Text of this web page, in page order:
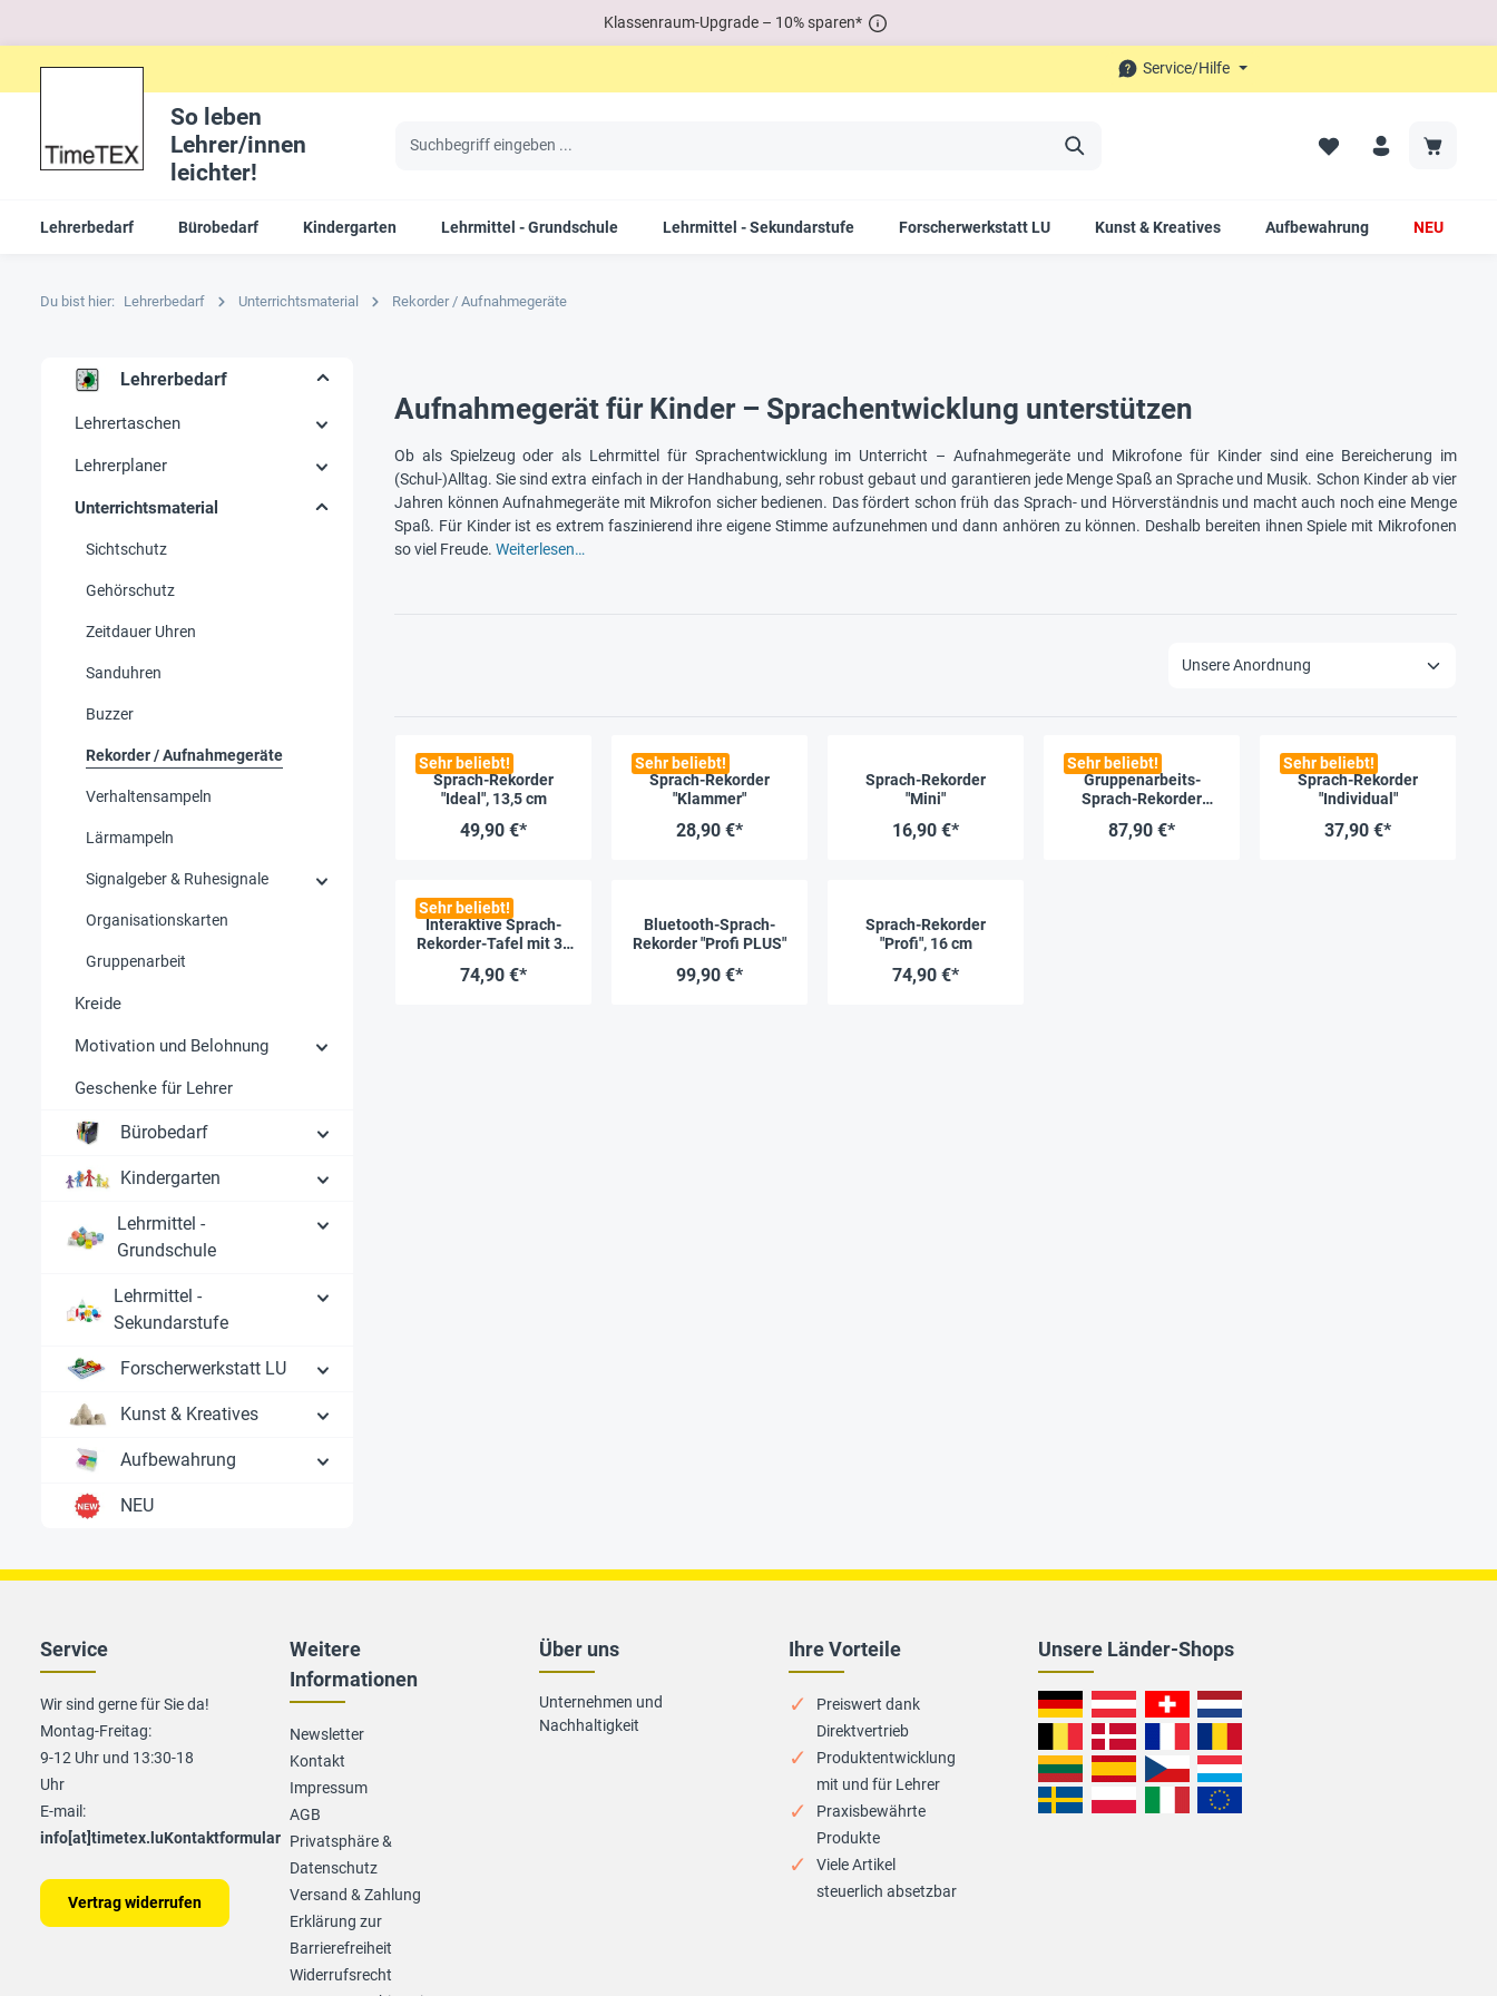
Klassenraum-Upgrade – 10% sparen*
Service/Hilfe
So leben
Lehrer/innen
leichter!
Lehrerbedarf Bürobedarf Kindergarten Lehrmittel - Grundschule Lehrmittel - Sekundarstufe Forscherwerkstatt LU Kunst & Kreatives Aufbewahrung NEU
Du bist hier: Lehrerbedarf Unterrichtsmaterial Rekorder / Aufnahmegeräte
Lehrerbedarf
Lehrertaschen
Lehrerplaner
Unterrichtsmaterial
Sichtschutz
Gehörschutz
Zeitdauer Uhren
Sanduhren
Buzzer
Rekorder / Aufnahmegeräte
Verhaltensampeln
Lärmampeln
Signalgeber & Ruhesignale
Organisationskarten
Gruppenarbeit
Kreide
Motivation und Belohnung
Geschenke für Lehrer
Bürobedarf
Kindergarten
Lehrmittel -
Grundschule
Lehrmittel -
Sekundarstufe
Forscherwerkstatt LU
Kunst & Kreatives
Aufbewahrung
NEU
Aufnahmegerät für Kinder – Sprachentwicklung unterstützen
Ob als Spielzeug oder als Lehrmittel für Sprachentwicklung im Unterricht – Aufnahmegeräte und Mikrofone für Kinder sind eine Bereicherung im
(Schul-)Alltag. Sie sind extra einfach in der Handhabung, sehr robust gebaut und garantieren jede Menge Spaß an Sprache und Musik. Schon Kinder ab vier
Jahren können Aufnahmegeräte mit Mikrofon sicher bedienen. Das fördert schon früh das Sprach- und Hörverständnis und macht auch noch eine Menge
Spaß. Für Kinder ist es extrem faszinierend ihre eigene Stimme aufzunehmen und dann anhören zu können. Deshalb bereiten ihnen Spiele mit Mikrofonen
so viel Freude. Weiterlesen…
Sehr beliebt!
Sprach-Rekorder
"Ideal", 13,5 cm
49,90 €*
Sehr beliebt!
Sprach-Rekorder
"Klammer"
28,90 €*
Sprach-Rekorder
"Mini"
16,90 €*
Sehr beliebt!
Gruppenarbeits-
Sprach-Rekorder
87,90 €*
Sehr beliebt!
Sprach-Rekorder
"Individual"
37,90 €*
Sehr beliebt!
Interaktive Sprach-
Rekorder-Tafel mit 30
74,90 €*
Bluetooth-Sprach-
Rekorder "Profi PLUS"
99,90 €*
Sprach-Rekorder
"Profi", 16 cm
74,90 €*
Ihre Vorteile
Preiswert dank
Direktvertrieb
Produktentwicklung
mit und für Lehrer
Praxisbewährte
Produkte
Viele Artikel
steuerlich absetzbar
Unsere Länder-Shops
Über uns
Unternehmen und
Nachhaltigkeit
Service
Wir sind gerne für Sie da!
Montag-Freitag:
9-12 Uhr und 13:30-18
Uhr
E-mail:
info[at]timetex.luKontaktformular
Vertrag widerrufen
Weitere
Informationen
Newsletter
Kontakt
Impressum
AGB
Privatsphäre &
Datenschutz
Versand & Zahlung
Erklärung zur
Barrierefreiheit
Widerrufsrecht